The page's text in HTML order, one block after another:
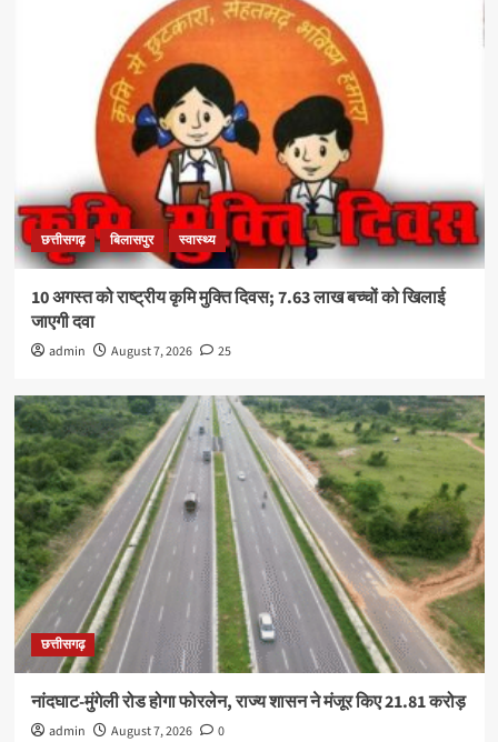
छत्तीसगढ़ बिलासपुर स्वास्थ्य
10 अगस्त को राष्ट्रीय कृमि मुक्ति दिवस; 7.63 लाख बच्चों को खिलाई
जाएगी दवा
admin August 7, 2026 25
छत्तीसगढ़
नांदघाट-मुंगेली रोड होगा फोरलेन, राज्य शासन ने मंजूर किए 21.81 करोड़
admin August 7, 2026 0